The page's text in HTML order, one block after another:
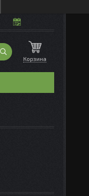
Корзина